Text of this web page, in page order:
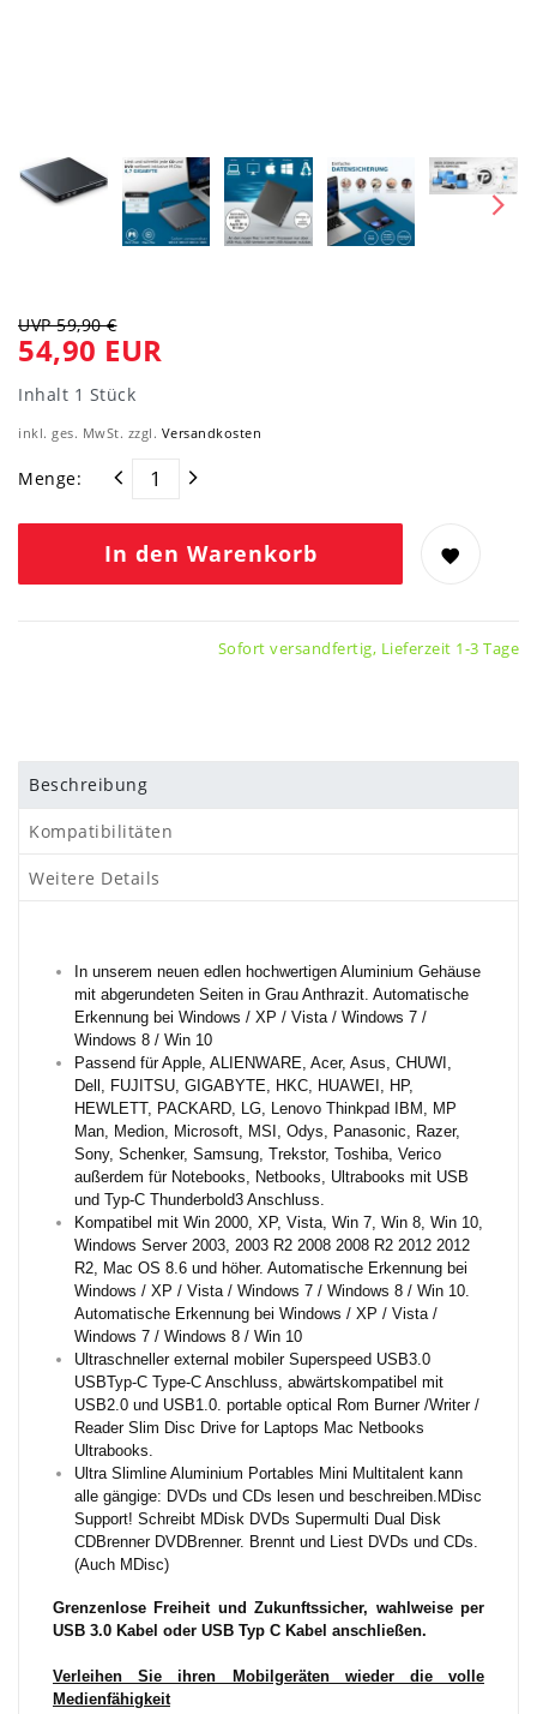
UVP 59,90 €
54,90 EUR
Inhalt 1 Stück
inkl. ges. MwSt. zzgl. Versandkosten
Menge:
In den Warenkorb
Sofort versandfertig, Lieferzeit 1-3 Tage
Beschreibung
Kompatibilitäten
Weitere Details
In unserem neuen edlen hochwertigen Aluminium Gehäuse
mit abgerundeten Seiten in Grau Anthrazit. Automatische
Erkennung bei Windows / XP / Vista / Windows 7 /
Windows 8 / Win 10
Passend für Apple, ALIENWARE, Acer, Asus, CHUWI,
Dell, FUJITSU, GIGABYTE, HKC, HUAWEI, HP,
HEWLETT, PACKARD, LG, Lenovo Thinkpad IBM, MP
Man, Medion, Microsoft, MSI, Odys, Panasonic, Razer,
Sony, Schenker, Samsung, Trekstor, Toshiba, Verico
außerdem für Notebooks, Netbooks, Ultrabooks mit USB
und Typ-C Thunderbold3 Anschluss.
Kompatibel mit Win 2000, XP, Vista, Win 7, Win 8, Win 10,
Windows Server 2003, 2003 R2 2008 2008 R2 2012 2012
R2, Mac OS 8.6 und höher. Automatische Erkennung bei
Windows / XP / Vista / Windows 7 / Windows 8 / Win 10.
Automatische Erkennung bei Windows / XP / Vista /
Windows 7 / Windows 8 / Win 10
Ultraschneller external mobiler Superspeed USB3.0
USBTyp-C Type-C Anschluss, abwärtskompatibel mit
USB2.0 und USB1.0. portable optical Rom Burner /Writer /
Reader Slim Disc Drive for Laptops Mac Netbooks
Ultrabooks.
Ultra Slimline Aluminium Portables Mini Multitalent kann
alle gängige: DVDs und CDs lesen und beschreiben.MDisc
Support! Schreibt MDisk DVDs Supermulti Dual Disk
CDBrenner DVDBrenner. Brennt und Liest DVDs und CDs.
(Auch MDisc)
Grenzenlose Freiheit und Zukunftssicher, wahlweise per
USB 3.0 Kabel oder USB Typ C Kabel anschließen.
Verleihen Sie ihren Mobilgeräten wieder die volle
Medienfähigkeit